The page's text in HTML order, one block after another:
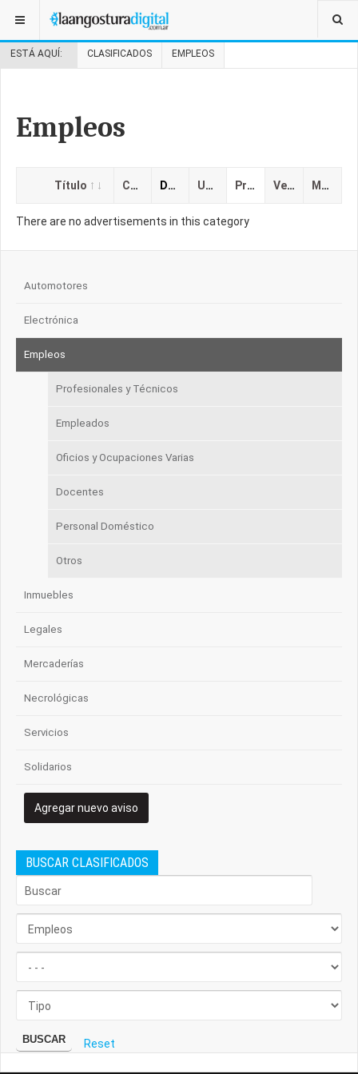
ESTÁ AQUÍ: CLASIFICADOS EMPLEOS
Empleos
Título Categoría Descripción Ubicación Precio Vencimiento Mostrado
There are no advertisements in this category
Automotores
Electrónica
Empleos
Profesionales y Técnicos
Empleados
Oficios y Ocupaciones Varias
Docentes
Personal Doméstico
Otros
Inmuebles
Legales
Mercaderías
Necrológicas
Servicios
Solidarios
Agregar nuevo aviso
BUSCAR CLASIFICADOS
BUSCAR Reset